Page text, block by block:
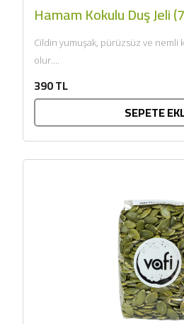
Hamam Kokulu Duş Jeli
Cildin yumuşak, pürüzsüz ve nemli
olur....
390 TL
SEPETE